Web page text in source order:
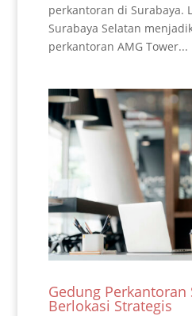
perkantoran di Surabaya.
Surabaya Selatan
perkantoran AMG Tower...
Gedung Perkantoran
Berlokasi Strategis